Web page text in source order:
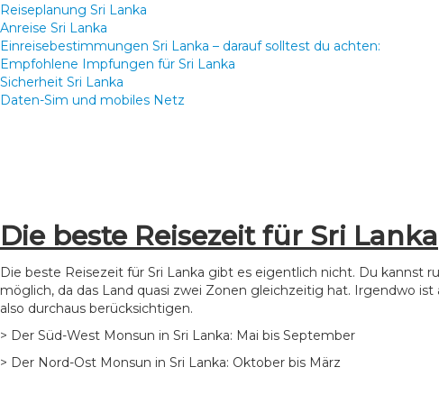
Reiseplanung Sri Lanka
Anreise Sri Lanka
Einreisebestimmungen Sri Lanka – darauf solltest du achten:
Empfohlene Impfungen für Sri Lanka
Sicherheit Sri Lanka
Daten-Sim und mobiles Netz
Die beste Reisezeit für Sri Lanka
Die beste Reisezeit für Sri Lanka gibt es eigentlich nicht. Du kannst
möglich, da das Land quasi zwei Zonen gleichzeitig hat. Irgendwo
also durchaus berücksichtigen.
> Der Süd-West Monsun in Sri Lanka: Mai bis September
> Der Nord-Ost Monsun in Sri Lanka: Oktober bis März